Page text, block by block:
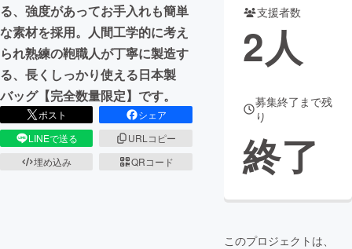
CAMPFIRE for Social Good
CAMPFIRE Creation
CAMPFIREふるさと納税machi-ya コミュニティ
る、強度があってお手入れも簡単
な素材を採用。人間工学的に考え
られ熟練の鞄職人が丁寧に製造す
る、長くしっかり使える日本製
バッグ【完全数量限定】です。
ポスト
シェア
LINEで送る
URLコピー
埋め込み
QRコード
支援者数
2人
募集終了まで残
り
終了
このプロジェクトは、